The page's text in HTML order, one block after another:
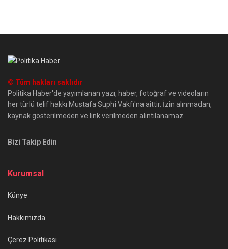
© Tüm hakları saklıdır
Politika Haber'de yayımlanan yazı, haber, fotoğraf ve videoların
her türlü telif hakkı Mustafa Suphi Vakfı'na aittir. İzin alınmadan,
kaynak gösterilmeden ve link verilmeden alıntılanamaz.
Bizi Takip Edin
Kurumsal
Künye
Hakkımızda
Çerez Politikası